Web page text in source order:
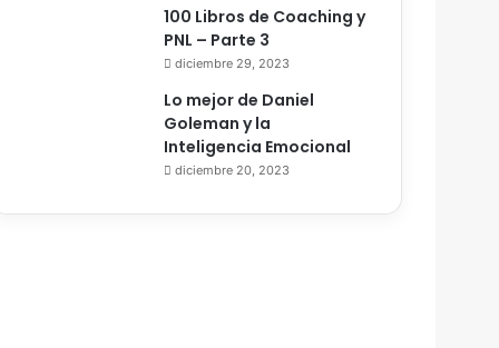
100 Libros de Coaching y
PNL – Parte 3
diciembre 29, 2023
Lo mejor de Daniel
Goleman y la
Inteligencia Emocional
diciembre 20, 2023